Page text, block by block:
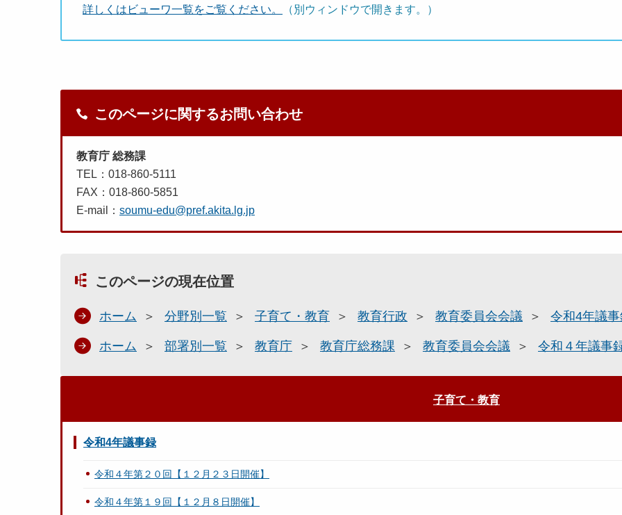
詳しくはビューワ一覧をご覧ください。
（別ウィンドウで開きます。）
このページに関するお問い合わせ
教育庁 総務課
TEL：018-860-5111
FAX：018-860-5851
E-mail： soumu-edu@pref.akita.lg.jp
このページの現在位置
ホーム 分野別一覧 子育て・教育 教育行政 教育委員会会議 令和4年議
ホーム 部署別一覧 教育庁 教育庁総務課 教育委員会会議 令和４年議事
子育て・教育
令和4年議事録
令和４年第２０回【１２月２３日開催】
令和４年第１９回【１２月８日開催】